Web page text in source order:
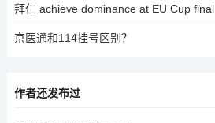
拜仁 achieve dominance at EU Cup final
京医通和114挂号区别？
作者还发布过